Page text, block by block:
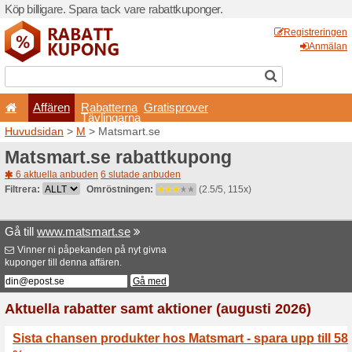
Köp billigare. Spara tack
Affären
Tävlingarna
Huvudsidan>M>